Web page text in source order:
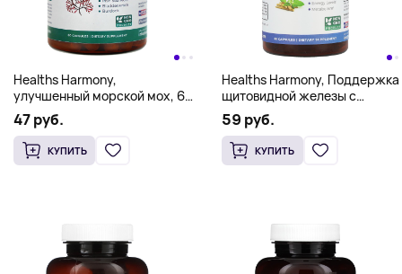
Healths Harmony,
улучшенный морской мох, 60
капсул
47 руб.
КУПИТЬ
Healths Harmony, Поддержка
щитовидной железы с
натуральным йодом, 60
капсул
59 руб.
КУПИТЬ